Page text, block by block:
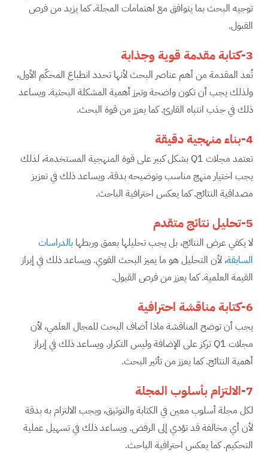
توجيه البحث بما يتوافق مع اهتمامات المجلة. كما يزيد من فرص
القبول.
3-كتابة مقدمة قوية وجذابة
تُعد المقدمة من أهم عناصر البحث لأنها تحدد انطباع المحكّم الأول،
ولذلك يجب أن تكون واضحة وتبرز أهمية المشكلة البحثية. ويساعد
ذلك في جذب انتباه القارئ. كما يعزز من قوة البحث.
4-بناء منهجية دقيقة
تعتمد مجلات Q1 بشكل كبير على قوة المنهجية المستخدمة، لذلك
يجب اختيار منهج مناسب وتوضيحه بدقة. ويساعد ذلك في تعزيز
مصداقية النتائج. كما يعكس احترافية الباحث.
5-تحليل نتائج متقدم
لا يكفي عرض النتائج، بل يجب تحليلها بعمق وربطها بالدراسات
السابقة، لأن التحليل هو ما يميز البحث القوي. ويساعد ذلك في إبراز
القيمة العلمية. كما يعزز من فرص القبول.
6-كتابة مناقشة احترافية
يجب أن توضح المناقشة ماذا أضاف البحث للمجال العلمي، لأن
مجلات Q1 تركز على الإضافة وليس التكرار. ويساعد ذلك في إبراز
أهمية النتائج. كما يعزز من تأثير البحث.
7-الالتزام بأسلوب المجلة
لكل مجلة أسلوب معين في الكتابة والتوثيق، ويجب الالتزام به بدقة
لأن أي مخالفة قد تؤدي إلى الرفض. ويساعد ذلك في تسهيل عملية
التحكيم. كما يعكس احترافية الباحث.